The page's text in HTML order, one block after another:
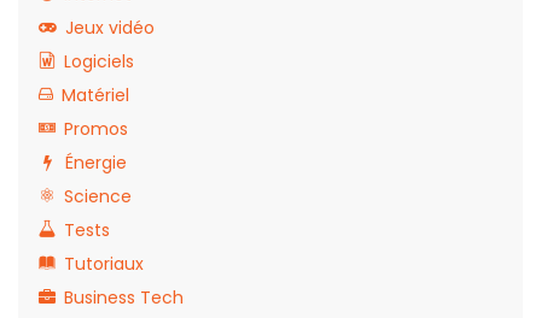
Jeux vidéo
Logiciels
Matériel
Promos
Énergie
Science
Tests
Tutoriaux
Business Tech